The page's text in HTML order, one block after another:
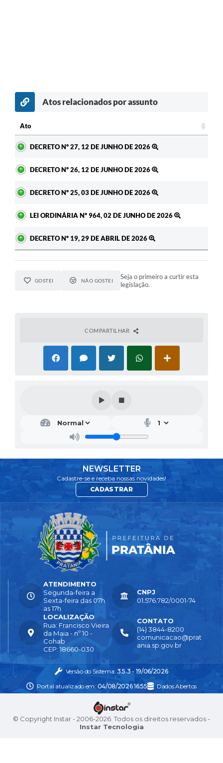
Atos relacionados por assunto
Ato
DECRETO Nº 27, 12 DE JUNHO DE 2026
DECRETO Nº 26, 12 DE JUNHO DE 2026
DECRETO Nº 25, 03 DE JUNHO DE 2026
LEI ORDINÁRIA Nº 964, 02 DE JUNHO DE 2026
DECRETO Nº 19, 29 DE ABRIL DE 2026
GOSTEI NÃO GOSTEI
Seja o primeiro a curtir esta
legislação.
COMPARTILHAR
NEWSLETTER
Cadastre-se e receba nossas novidades!
CADASTRAR
LOCALIZAÇÃO
Rua: Francisco Vieira
da Maia - nº 10 -
Cohab
CEP: 18660-030
CONTATO
(14) 3844-8200
comunicacao@prat
ania.sp.gov.br
ATENDIMENTO
Segunda-feira a
Sexta-feira das 07h
as 17h
CNPJ
01.576.782/0001-74
Versão do Sistema: 3.5.3 - 19/06/2026
Portal atualizado em: 04/08/2026 16:55 Dados Abertos
© Copyright Instar - 2006-2026. Todos os direitos reservados -
Instar Tecnologia